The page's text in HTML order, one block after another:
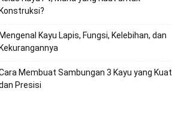
Kayu Lapis, Fungsi, Kelebihan, dan
Membuat Sambungan 3 Kayu yang Kuat
Presisi